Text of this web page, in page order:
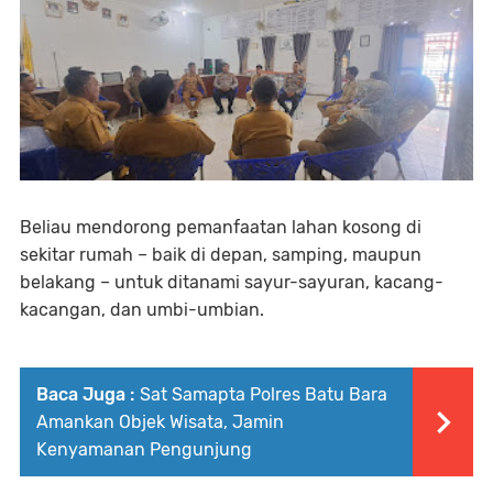
Beliau mendorong pemanfaatan lahan kosong di
sekitar rumah – baik di depan, samping, maupun
belakang – untuk ditanami sayur-sayuran, kacang-
kacangan, dan umbi-umbian.
Baca Juga : Sat Samapta Polres Batu Bara
Amankan Objek Wisata, Jamin
Kenyamanan Pengunjung